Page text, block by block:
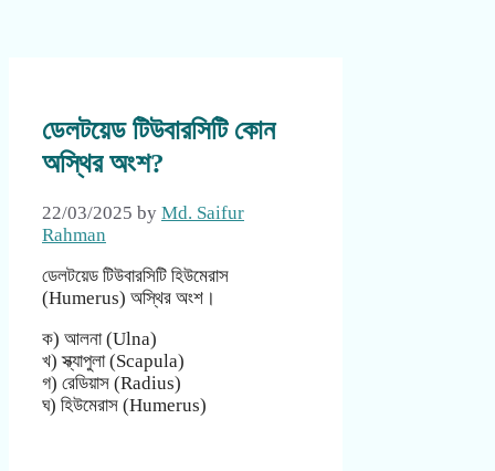
ডেলটয়েড টিউবারসিটি কোন
অস্থির অংশ?
22/03/2025 by Md. Saifur
Rahman
ডেলটয়েড টিউবারসিটি হিউমেরাস
(Humerus) অস্থির অংশ।
ক) আলনা (Ulna)
খ) স্ক্যাপুলা (Scapula)
গ) রেডিয়াস (Radius)
ঘ) হিউমেরাস (Humerus)